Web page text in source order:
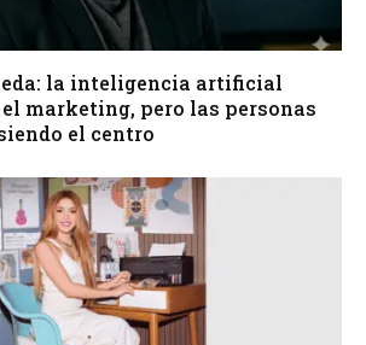
la inteligencia artificial
marketing, pero las personas
el centro